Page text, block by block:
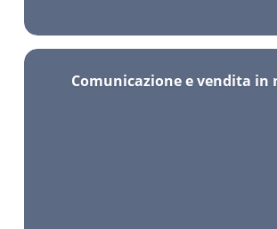
Comunicazione e vendita in